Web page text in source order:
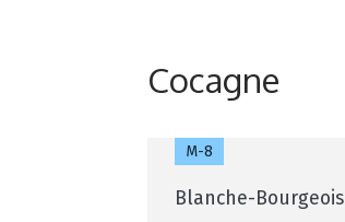
Cocagne
M-8
Blanche-Bourgeois